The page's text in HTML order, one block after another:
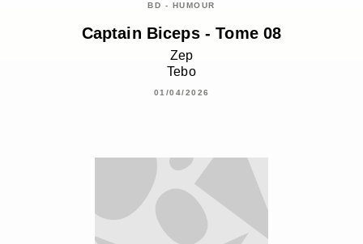
BD - HUMOUR
Captain Biceps - Tome 08
Zep
Tebo
01/04/2026